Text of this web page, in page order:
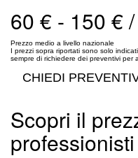
60 € - 150 €
Prezzo medio a livello nazionale
I prezzi sopra riportati sono solo
sempre di richiedere dei preventivi per
CHIEDI
Scopri il